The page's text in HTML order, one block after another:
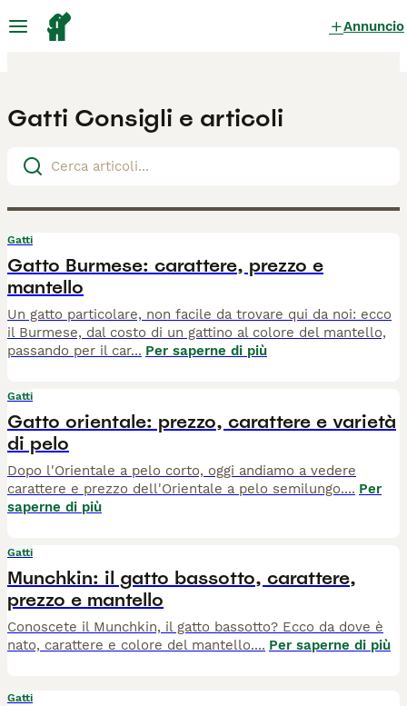
Annuncio
Gatti Consigli e articoli
Gatti
Gatto Burmese: carattere, prezzo e
mantello
Un gatto particolare, non facile da trovare qui da noi: ecco
il Burmese, dal costo di un gattino al colore del mantello,
passando per il car... Per saperne di più
Gatti
Gatto orientale: prezzo, carattere e varietà
di pelo
Dopo l'Orientale a pelo corto, oggi andiamo a vedere
carattere e prezzo dell'Orientale a pelo semilungo.... Per
saperne di più
Gatti
Munchkin: il gatto bassotto, carattere,
prezzo e mantello
Conoscete il Munchkin, il gatto bassotto? Ecco da dove è
nato, carattere e colore del mantello.... Per saperne di più
Gatti